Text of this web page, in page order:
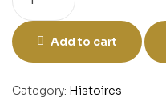
Add to cart
Category: Histoires